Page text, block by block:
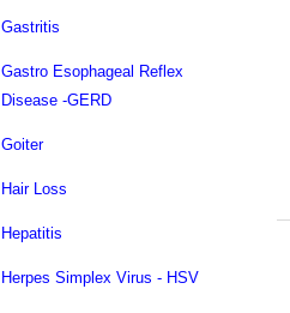
Gastritis
Gastro Esophageal Reflex
Disease -GERD
Goiter
Hair Loss
Hepatitis
Herpes Simplex Virus - HSV